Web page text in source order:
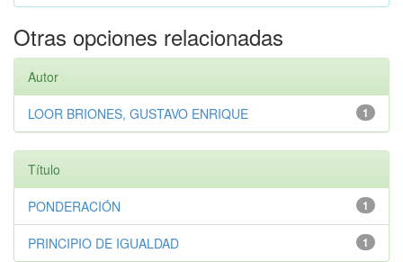
Otras opciones relacionadas
Autor
1
LOOR BRIONES, GUSTAVO ENRIQUE
Título
1
PONDERACIÓN
1
PRINCIPIO DE IGUALDAD